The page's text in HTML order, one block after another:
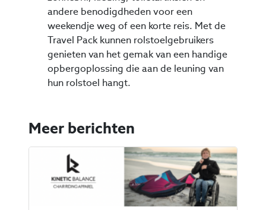
andere benodigdheden voor een
weekendje weg of een korte reis. Met de
Travel Pack kunnen rolstoelgebruikers
genieten van het gemak van een handige
opbergoplossing die aan de leuning van
hun rolstoel hangt.
Meer berichten